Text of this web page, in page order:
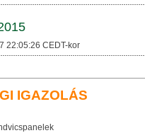
22:05:26 CEDT-kor
IGAZOLÁS